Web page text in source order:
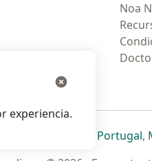
Noa
una nueva pestaña
abre en una nueva pestaña
se abre en una
se abre
Portugal,
experiencia.